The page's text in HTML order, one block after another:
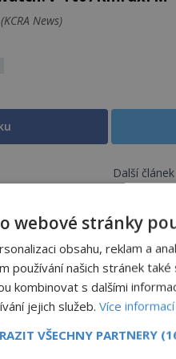
News)
se objevila
Další článek
PREMIUM
muzikant
webové stránky
obsahu, reklam a
používání našich stránek
kombinovat s dalšími
jejich služeb. Více informací
VŠECHNY PARTNERY